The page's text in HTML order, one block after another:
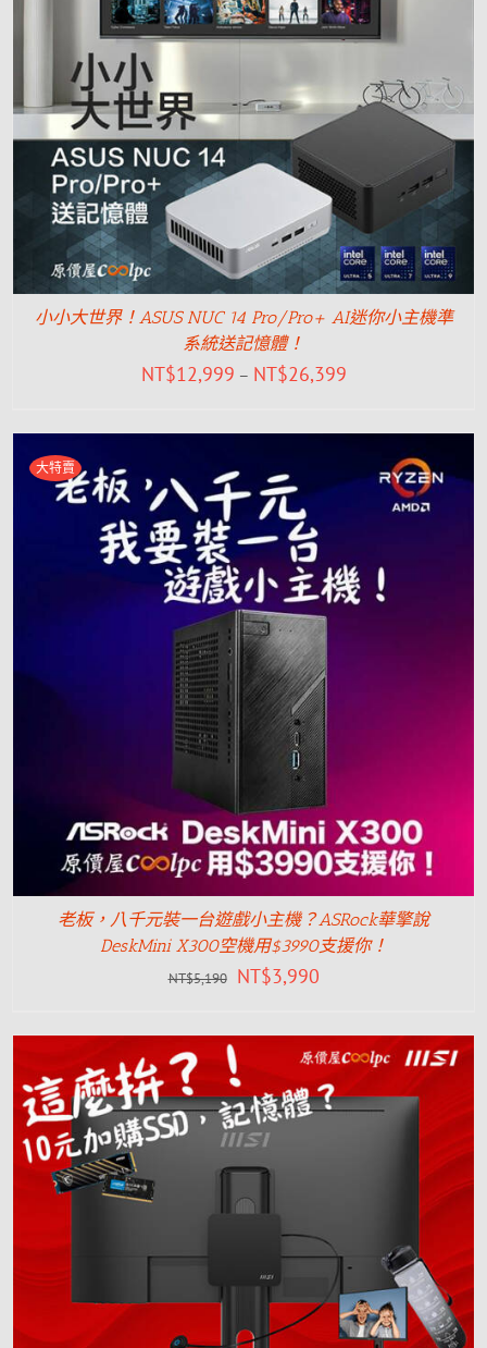
小小大世界！ASUS NUC 14 Pro/Pro+ AI迷你小主機準
系統送記憶體！
NT$12,999 – NT$26,399
大特賣
老板，八千元裝一台遊戲小主機？ASRock華擎說
DeskMini X300空機用$3990支援你！
NT$5,190 NT$3,990